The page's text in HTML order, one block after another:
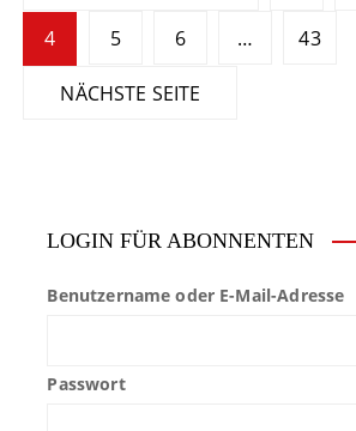
e
i
m
4 5 6 … 43
NÄCHSTE SEITE
LOGIN FÜR ABONNENTEN
Benutzername oder E-Mail-Adresse
Passwort